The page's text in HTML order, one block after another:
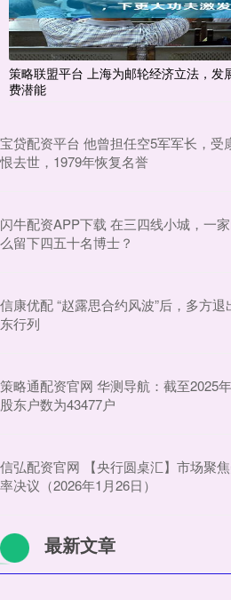
策略联盟平台 上海为邮轮经济立法，发
费潜能
宝贷配资平台 他曾担任空5军军长，受
恨去世，1979年恢复名誉
闪牛配资APP下载 在三四线小城，一
么留下四五十名博士？
信康优配 “赵露思合约风波”后，多方
东行列
策略通配资官网 华测导航：截至2025
股东户数为43477户
信弘配资官网 【央行圆桌汇】市场聚
率决议（2026年1月26日）
最新文章